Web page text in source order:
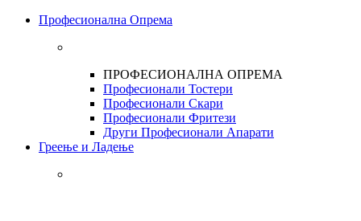
Професионална Опрема
ПРОФЕСИОНАЛНА ОПРЕМА
Професионали Тостери
Професионали Скари
Професионали Фритези
Други Професионали Апарати
Греење и Ладење